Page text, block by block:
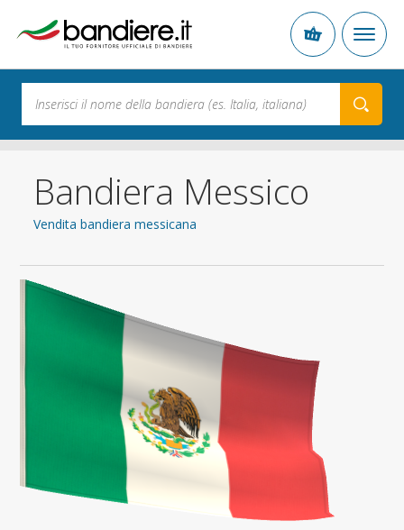
Bandiera Messico
Vendita bandiera messicana